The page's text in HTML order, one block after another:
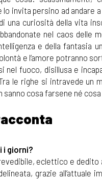
persino ad andare a
curiosità della vita
nel caos delle
e della fantasia
e l’amore potranno
fuoco, disillusa e
le righe si intravede un
cosa farsene né
i giorni?
eclettico e
grazie all’attuale